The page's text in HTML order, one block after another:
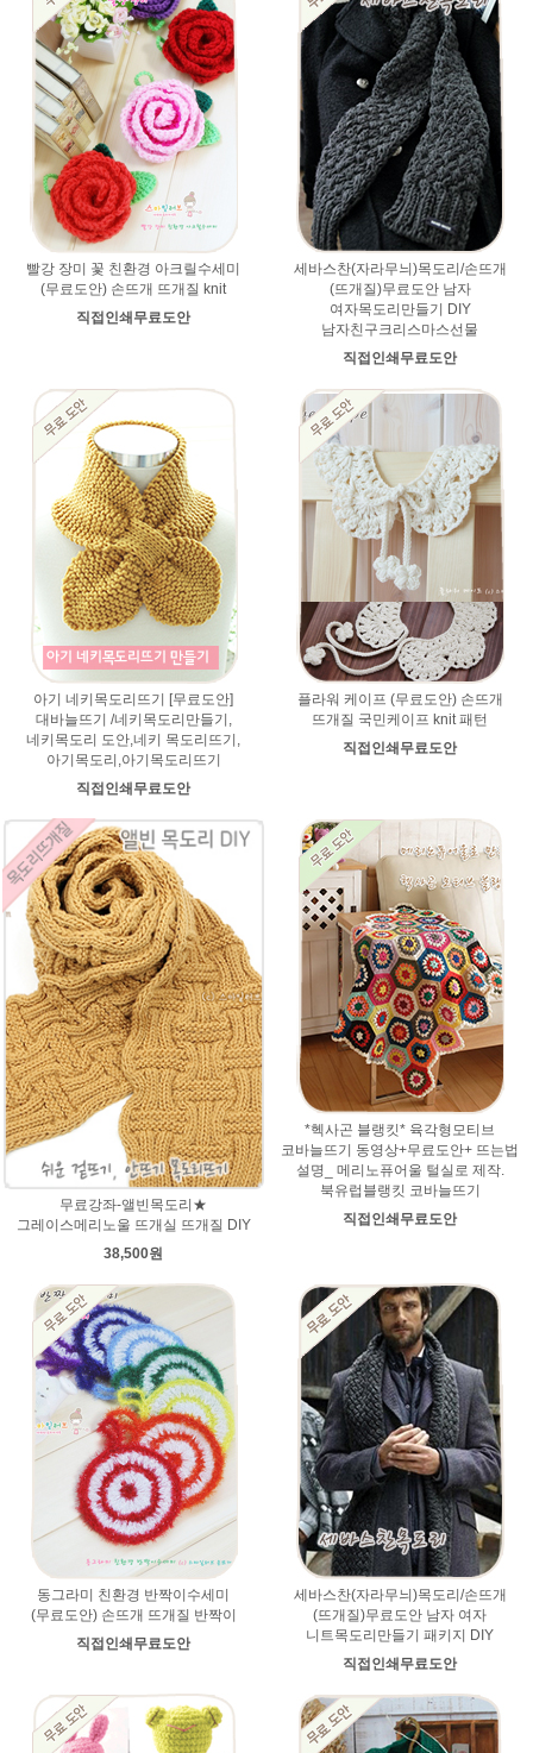
빨강 장미 꽃 친환경 아크릴수세미
(무료도안) 손뜨개 뜨개질 knit
직접인쇄무료도안
세바스찬(자라무늬)목도리/손뜨개
(뜨개질)무료도안 남자
여자목도리만들기 DIY
남자친구크리스마스선물
직접인쇄무료도안
아기 네키목도리뜨기 [무료도안]
대바늘뜨기 /네키목도리만들기,
네키목도리 도안,네키 목도리뜨기,
아기목도리,아기목도리뜨기
직접인쇄무료도안
플라워 케이프 (무료도안) 손뜨개
뜨개질 국민케이프 knit 패턴
직접인쇄무료도안
무료강좌-앨빈목도리★
그레이스메리노울 뜨개실 뜨개질 DIY
38,500원
*헥사곤 블랭킷* 육각형모티브
코바늘뜨기 동영상+무료도안+ 뜨는법
설명_ 메리노퓨어울 털실로 제작.
북유럽블랭킷 코바늘뜨기
직접인쇄무료도안
동그라미 친환경 반짝이수세미
(무료도안) 손뜨개 뜨개질 반짝이
직접인쇄무료도안
세바스찬(자라무늬)목도리/손뜨개
(뜨개질)무료도안 남자 여자
니트목도리만들기 패키지 DIY
직접인쇄무료도안